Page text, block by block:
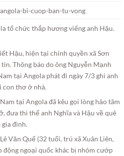
tổ chức thắp hương viếng anh Hậu.
Hậu, hiện tại chính quyền xã Sơn
Thông báo do ông Nguyễn Mạnh
tại Angola phát đi ngày 7/3 ghi anh
con thơ ở nhà.
tại Angola đã kêu gọi lòng hảo tâm
đưa thi thể anh Nghĩa và Hậu về quê
gia đình.
Văn Quế (32 tuổi, trú xã Xuân Liên,
động ngoại quốc khác bị nhóm cướp